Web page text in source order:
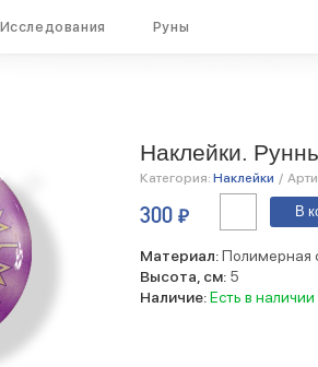
Исследования Руны
Наклейки.
Категория: Наклейки /
300 ₽
Количество
Рунные
звезды.
Эльдиньо.
см
В
Материал:Полимерная
Высота, см: 5
Наличие:Есть в наличии